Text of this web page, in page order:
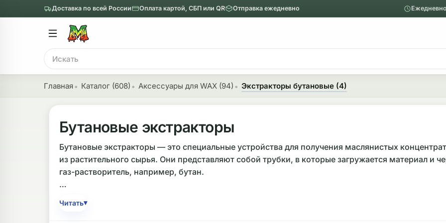
Доставка по всей России Оплата картой, СБП или QR Отправка ежедневно
Поиск
Главное меню
с перколятором
Трубки
Стеклянные
Вапорайзеры
Механические вапорайзеры
Главная Каталог (608) Аксессуары для WAX (94) Экстракторы бутановые (4)
Бутановые экстракторы
Бутановые экстракторы — это специальные устройства для получения маслянистых
из растительного сырья. Они представляют собой трубки, в которые загружается материал и
газ-растворитель, например, бутан.
Читать▾